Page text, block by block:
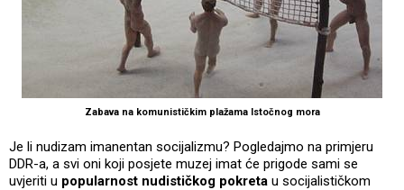
Zabava na komunističkim plažama Istočnog mora
Je li nudizam imanentan socijalizmu? Pogledajmo na primjeru
DDR-a, a svi oni koji posjete muzej imat će prigode sami se
uvjeriti u popularnost nudističkog pokreta u socijalističkom